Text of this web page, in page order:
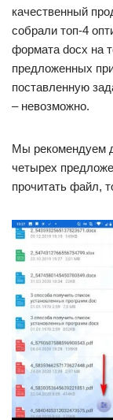
качественный
собрали топ-4
формата docx на
предложенных
поставленную
– невозможно.
Мы рекомендуем
четырех
прочитать файл,